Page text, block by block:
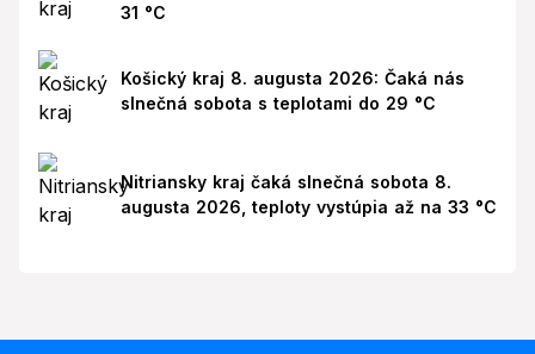
31 °C
Košický kraj 8. augusta 2026: Čaká nás
slnečná sobota s teplotami do 29 °C
Nitriansky kraj čaká slnečná sobota 8.
augusta 2026, teploty vystúpia až na 33 °C